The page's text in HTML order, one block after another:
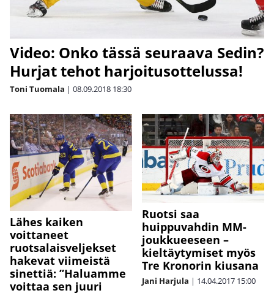
Video: Onko tässä seuraava Sedin?
Hurjat tehot harjoitusottelussa!
Toni Tuomala | 08.09.2018 18:30
Lähes kaiken
voittaneet
ruotsalaisveljekset
hakevat viimeistä
sinettiä: ”Haluamme
voittaa sen juuri
Ruotsi saa
huippuvahdin MM-
joukkueeseen –
kieltäytymiset myös
Tre Kronorin kiusana
Jani Harjula | 14.04.2017 15:00